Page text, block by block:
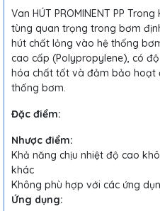
Van HÚT PROMINENT PP
tùng quan trọng trong bơm
hút chất lỏng vào hệ thống
cao cấp (Polypropylene), có
hóa chất tốt và đảm bảo hoạt
thống bơm.
Đặc điểm:
Nhược điểm:
Khả năng chịu nhiệt độ cao
khác
Không phù hợp với các ứng
Ứng dụng: